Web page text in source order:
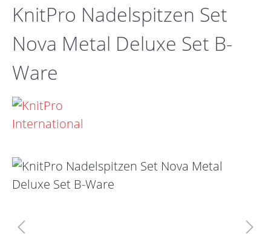
KnitPro Nadelspitzen Set
Nova Metal Deluxe Set B-
Ware
Bildergalerie überspringen